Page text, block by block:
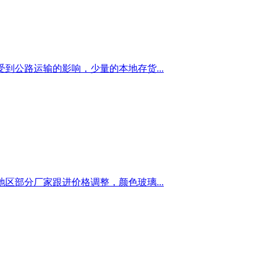
公路运输的影响，少量的本地存货...
部分厂家跟进价格调整，颜色玻璃...